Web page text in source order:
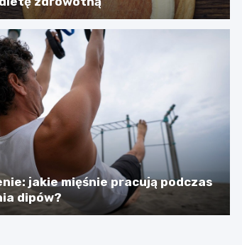
jakie mięśnie pracują podczas
dipów?